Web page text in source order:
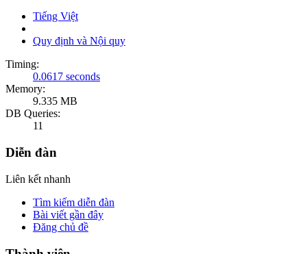
Tiếng Việt
Quy định và Nội quy
Timing:
0.0617 seconds
Memory:
9.335 MB
DB Queries:
11
Diễn đàn
Liên kết nhanh
Tìm kiếm diễn đàn
Bài viết gần đây
Đăng chủ đề